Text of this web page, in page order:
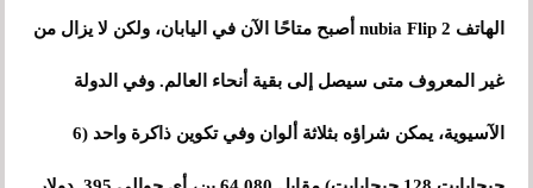
الهاتف nubia Flip 2 أصبح متاحًا الآن في اليابان، ولكن لا يزال من
غير المعروف متى سيصل إلى بقية أنحاء العالم. وفي الدولة
الآسيوية، يمكن شراؤه بثلاثة ألوان وفي تكوين ذاكرة واحد (6